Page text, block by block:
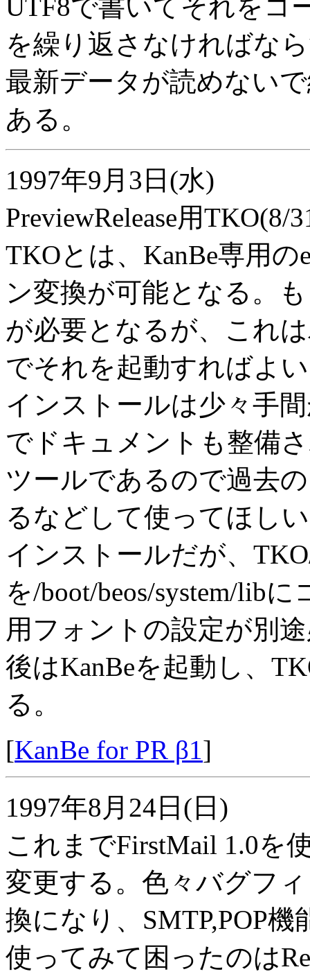
UTF8で書いてそれをコ
を繰り返さなければな
最新データが読めない
ある。
1997年9月3日(水)
PreviewRelease用
TKOとは、KanBe専用
ン変換が可能となる。
が必要となるが、これ
でそれを起動すればよ
インストールは少々手
でドキュメントも整備
ツールであるので過去
るなどして使ってほし
インストールだが、
を/boot/beos/system/lib
用フォントの設定が別
後はKanBeを起動し、
る。
[KanBe for PR β1]
1997年8月24日(日)
これまでFirstMail 1.0を
変更する。色々バグフ
換になり、SMTP,POP
使ってみて困ったのは